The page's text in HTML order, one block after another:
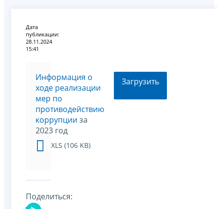
Дата
публикации:
28.11.2024
15:41
Информация о
ходе реализации
мер по
противодействию
коррупции за
2023 год
XLS (106 KB)
Загрузить
Поделиться: